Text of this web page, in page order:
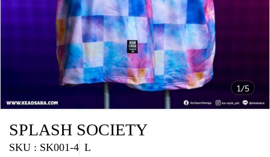
1/5
SPLASH SOCIETY
SKU : SK001-4 L